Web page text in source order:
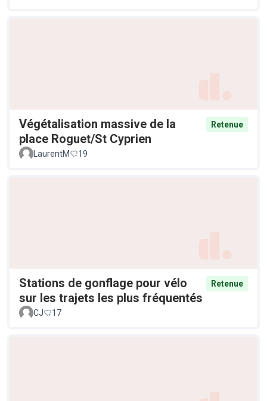
Végétalisation massive de la
place Roguet/St Cyprien
Retenue
LaurentM 19
Stations de gonflage pour vélo
sur les trajets les plus fréquentés
Retenue
CJ 17